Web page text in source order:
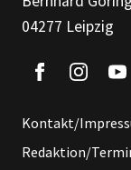
04277 Leipzig
Kontakt/
Redaktion/